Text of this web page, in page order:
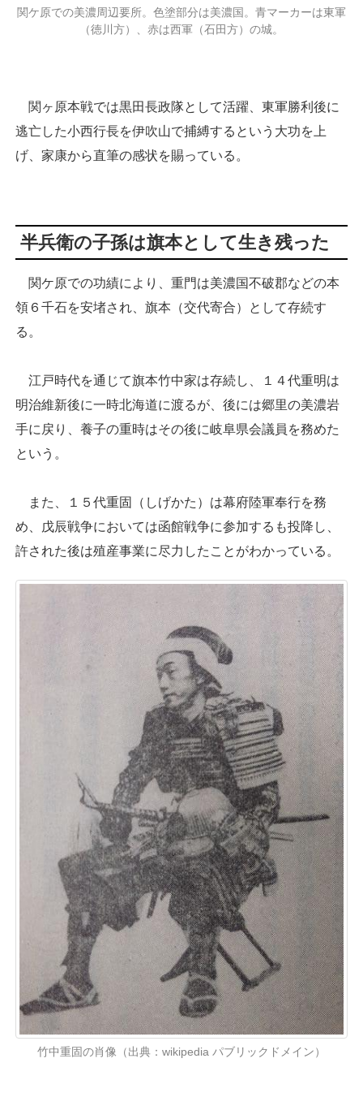
関ケ原での美濃周辺要所。色塗部分は美濃国。青マーカーは東軍
（徳川方）、赤は西軍（石田方）の城。
関ヶ原本戦では黒田長政隊として活躍、東軍勝利後に
逃亡した小西行長を伊吹山で捕縛するという大功を上
げ、家康から直筆の感状を賜っている。
半兵衛の子孫は旗本として生き残った
関ケ原での功績により、重門は美濃国不破郡などの本
領６千石を安堵され、旗本（交代寄合）として存続す
る。
江戸時代を通じて旗本竹中家は存続し、１４代重明は
明治維新後に一時北海道に渡るが、後には郷里の美濃岩
手に戻り、養子の重時はその後に岐阜県会議員を務めた
という。
また、１５代重固（しげかた）は幕府陸軍奉行を務
め、戊辰戦争においては函館戦争に参加するも投降し、
許された後は殖産事業に尽力したことがわかっている。
竹中重固の肖像（出典：wikipedia パブリックドメイン）